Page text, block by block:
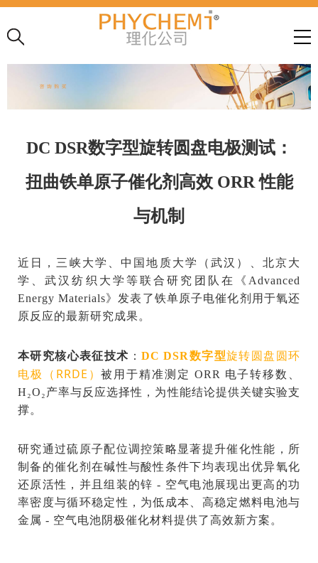
DC DSR数字型旋转圆盘电极测试：
扭曲铁单原子催化剂高效 ORR 性能
与机制
近日，三峡大学、中国地质大学（武汉）、北京大
学、武汉纺织大学等联合研究团队在《 Advanced
Energy Materials》发表了铁单原子电催化剂用于氧还
原反应的最新研究成果。
本研究核心表征技术 ：DC DSR数字型旋转圆盘圆环
电极（RRDE ）被用于精准测定 ORR 电子转移数
H₂O₂产率与反应选择性，为性能结论提供关键实验支
撑。
研究通过硫原子配位调控策略显著提升催化性能，所
制备的催化剂在碱性与酸性条件下均表现出优异氧化
还原活性，并且组装的锌 - 空气电池展现出更高的功
率密度与循环稳定性，为低成本、高稳定燃料电池与
金属 - 空气电池阴极催化材料提供了高效新方案。